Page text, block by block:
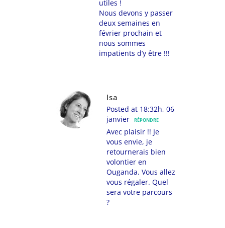
utiles !
Nous devons y passer
deux semaines en
février prochain et
nous sommes
impatients d’y être !!!
Isa
Posted at 18:32h, 06
janvier
RÉPONDRE
Avec plaisir !! Je
vous envie, je
retournerais bien
volontier en
Ouganda. Vous allez
vous régaler. Quel
sera votre parcours
?